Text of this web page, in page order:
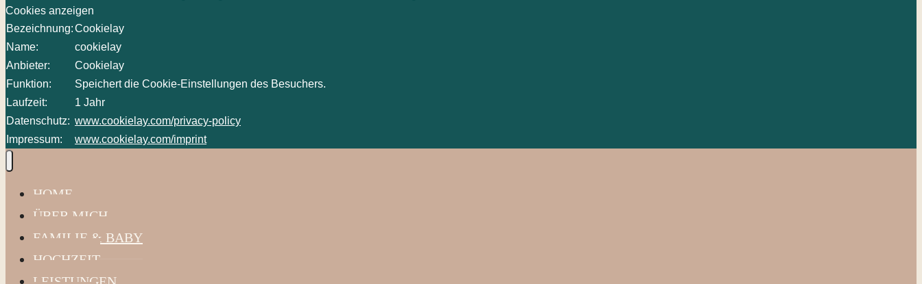
Cookies anzeigen
Bezeichnung:Cookielay
Name:
cookielay
Anbieter:
Cookielay
Funktion:
Speichert die Cookie-Einstellungen des Besuchers.
Laufzeit:
1 Jahr
Datenschutz: www.cookielay.com/privacy-policy
Impressum:
www.cookielay.com/imprint
HOME
ÜBER MICH
FAMILIE & BABY
HOCHZEIT